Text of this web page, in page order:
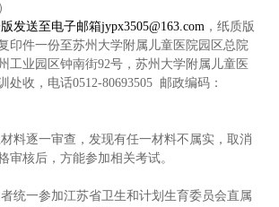
发送至电子邮箱jypx3505@163.com ，纸质版
印件一份至苏州大学附属儿童医院园区总院
工业园区钟南街92号，苏州大学附属儿童医
处收，电话0512-80693505 邮政编码：
料逐一审查，发现有任一材料不属实，取消
审核后，方能参加相关考试。
统一参加江苏省卫生和计划生育委员会直属